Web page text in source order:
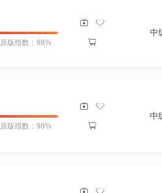
原版指数：98%
中
原版指数：98%
中